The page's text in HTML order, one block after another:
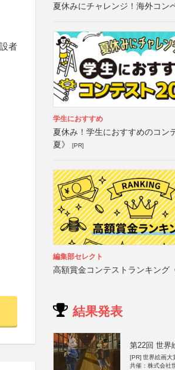
者
夏休みにチャレンジ！海外コン
学生におすすめ
夏休み！学生におすすめのコン
夏》
[PR]
編集部セレクト
高額賞金コンテストランキング
結果発表
第22回 世界
[PR] 世界絵画大
共催：株式会社